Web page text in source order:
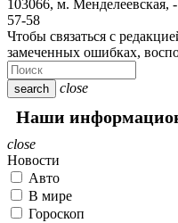
103066, м. Менделеевская, -
57-58
Чтобы связаться с
замеченных ошибках,
search close
Наши
close
Новости
Авто
В мире
Гороскоп